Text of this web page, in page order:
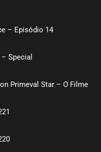
– Episódio 14
Special
Primeval Star – O Filme